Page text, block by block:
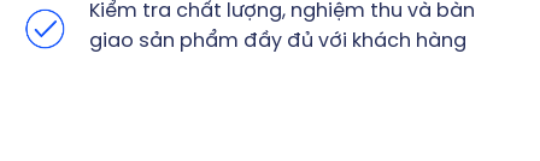
Kiểm tra chất lượng, nghiệm thu và bàn
giao sản phẩm đầy đủ với khách hàng